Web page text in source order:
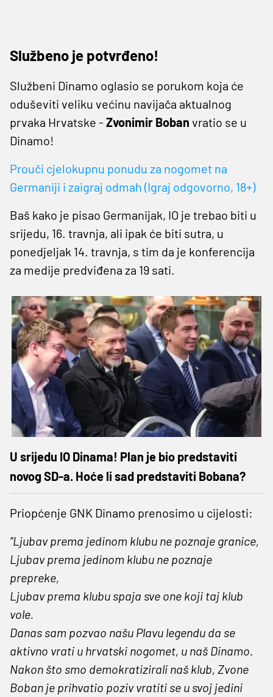
Službeno je potvrđeno!
Službeni Dinamo oglasio se porukom koja će
oduševiti veliku većinu navijača aktualnog
prvaka Hrvatske - Zvonimir Boban vratio se u
Dinamo!
Prouči cjelokupnu ponudu za nogomet na
Germaniji i zaigraj odmah (Igraj odgovorno, 18+)
Baš kako je pisao Germanijak, IO je trebao biti u
srijedu, 16. travnja, ali ipak će biti sutra, u
ponedjeljak 14. travnja, s tim da je konferencija
za medije predviđena za 19 sati.
U srijedu IO Dinama! Plan je bio predstaviti
novog SD-a. Hoće li sad predstaviti Bobana?
Priopćenje GNK Dinamo prenosimo u cijelosti:
"Ljubav prema jedinom klubu ne poznaje granice,
Ljubav prema jedinom klubu ne poznaje
prepreke,
Ljubav prema klubu spaja sve one koji taj klub
vole.
Danas sam pozvao našu Plavu legendu da se
aktivno vrati u hrvatski nogomet, u naš Dinamo.
Nakon što smo demokratizirali naš klub, Zvone
Boban je prihvatio poziv vratiti se u svoj jedini